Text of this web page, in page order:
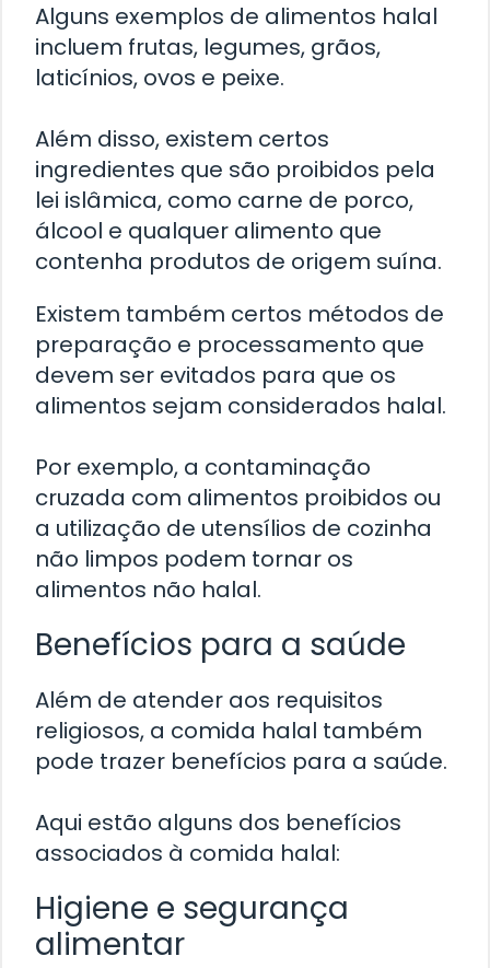
Alguns exemplos de alimentos halal
incluem frutas, legumes, grãos,
laticínios, ovos e peixe.
Além disso, existem certos
ingredientes que são proibidos pela
lei islâmica, como carne de porco,
álcool e qualquer alimento que
contenha produtos de origem suína.
Existem também certos métodos de
preparação e processamento que
devem ser evitados para que os
alimentos sejam considerados halal.
Por exemplo, a contaminação
cruzada com alimentos proibidos ou
a utilização de utensílios de cozinha
não limpos podem tornar os
alimentos não halal.
Benefícios para a saúde
Além de atender aos requisitos
religiosos, a comida halal também
pode trazer benefícios para a saúde.
Aqui estão alguns dos benefícios
associados à comida halal:
Higiene e segurança
alimentar